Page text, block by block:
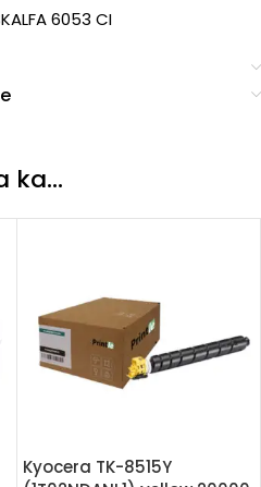
6053 CI
ka…
Kyocera TK-8515Y